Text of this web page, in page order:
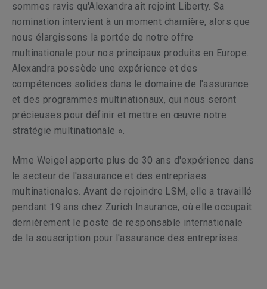
sommes ravis qu'Alexandra ait rejoint Liberty. Sa
nomination intervient à un moment charnière, alors que
nous élargissons la portée de notre offre
multinationale pour nos principaux produits en Europe.
Alexandra possède une expérience et des
compétences solides dans le domaine de l'assurance
et des programmes multinationaux, qui nous seront
précieuses pour définir et mettre en œuvre notre
stratégie multinationale ».
Mme Weigel apporte plus de 30 ans d'expérience dans
le secteur de l'assurance et des entreprises
multinationales. Avant de rejoindre LSM, elle a travaillé
pendant 19 ans chez Zurich Insurance, où elle occupait
dernièrement le poste de responsable internationale
de la souscription pour l'assurance des entreprises.